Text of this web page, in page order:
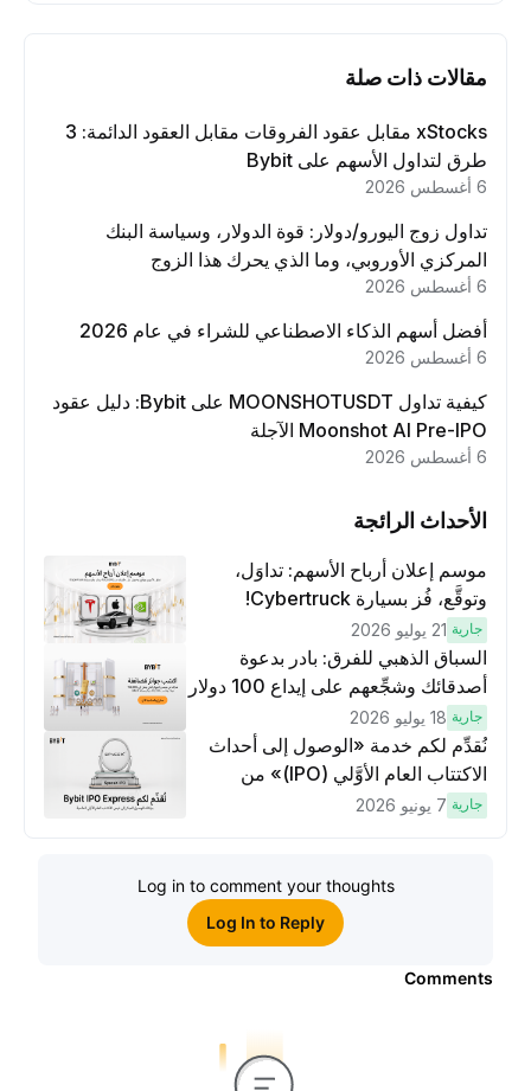
مقالات ذات صلة
xStocks مقابل عقود الفروقات مقابل العقود الدائمة: 3
طرق لتداول الأسهم على Bybit
تداول زوج اليورو/دولار: قوة الدولار، وسياسة البنك
المركزي الأوروبي، وما الذي يحرك هذا الزوج
أفضل أسهم الذكاء الاصطناعي للشراء في عام 2026
كيفية تداول MOONSHOTUSDT على Bybit: دليل عقود
Moonshot AI Pre-IPO الآجلة
الأحداث الرائجة
موسم إعلان أرباح الأسهم: تداوَل،
وتوقَّع، فُز بسيارة Cybertruck!
جارية 21 يوليو 2026
السباق الذهبي للفرق: بادر بدعوة
أصدقائك وشجِّعهم على إيداع 100 دولار
لكسَب مكافآت مُضاعَفة
جارية 18 يوليو 2026
نُقدِّم لكم خدمة «الوصول إلى أحداث
الاكتتاب العام الأوَّلي (IPO)» من
Bybit، بوابتك للوصول المبكر إلى فرص
جارية 7 يونيو 2026
Log in to comment your thoughts
Log In to Reply
Comments